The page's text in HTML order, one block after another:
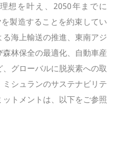
想を叶え、2050年までに
製造することを約束してい
海上輸送の推進、東南アジ
林保全の最適化、自動車産
グローバルに脱炭素への取
シュランのサステナビリテ
トメントは、以下をご参照